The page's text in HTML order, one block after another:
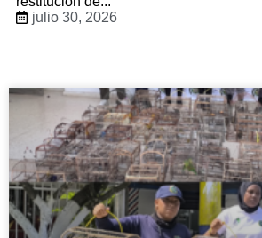
julio 30, 2026